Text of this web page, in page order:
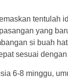
tentulah
yang
si buah
sesuai
6-8 minggu,